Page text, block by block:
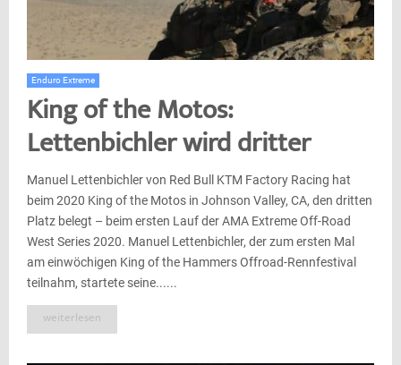
Enduro Extreme
King of the Motos:
Lettenbichler wird dritter
Manuel Lettenbichler von Red Bull KTM Factory Racing hat
beim 2020 King of the Motos in Johnson Valley, CA, den dritten
Platz belegt – beim ersten Lauf der AMA Extreme Off-Road
West Series 2020. Manuel Lettenbichler, der zum ersten Mal
am einwöchigen King of the Hammers Offroad-Rennfestival
teilnahm, startete seine......
weiterlesen